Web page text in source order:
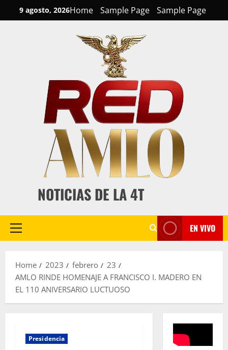
to
9 agosto, 2026Home Sample Page Sample Page
NOTICIAS DE LA 4T
Primary
EN VIVO
Home 2023 febrero
23
AMLO RINDE HOMENAJE A FRANCISCO I. MADERO EN
EL 110 ANIVERSARIO LUCTUOSO
Presidencia